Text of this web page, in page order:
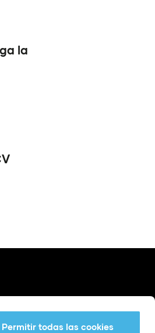
Permitir todas las cookies
la